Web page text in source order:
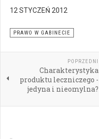
12 STYCZEŃ 2012
PRAWO W GABINECIE
POPRZEDNI
Charakterystyka
produktu leczniczego -
jedyna i nieomylna?